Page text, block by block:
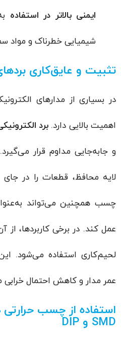
ایمنی بالاتر در استفادهبه
شیمیایی خطرناک و مواد
تثبیت و عایق‌کاری
در بسیاری از مدارهای
اهمیت بالایی دارد. برد
و جابه‌جایی مداوم قرار
لایه محافظ، قطعات را در
چسب همچنین می‌تواند
عمل کند. در برخی کاربردها،
لحیم‌کاری استفاده می‌شود.
عمر مدار و کاهش احتمال خرابی
استفاده از چسب حرارتی
SMDو DIP